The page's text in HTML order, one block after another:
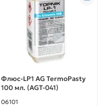
Флюс-LP1 AG TermoPasty
100 мл. (AGT-041)
06101